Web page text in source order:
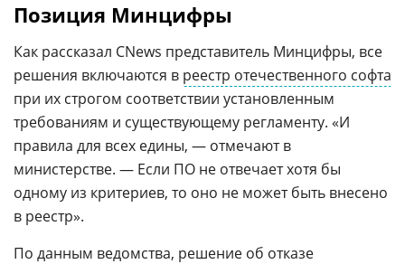
Позиция Минцифры
Как рассказал CNews представитель Минцифры, все
решения включаются в реестр отечественного софта
при их строгом соответствии установленным
требованиям и существующему регламенту. «И
правила для всех едины, — отмечают в
министерстве. — Если ПО не отвечает хотя бы
одному из критериев, то оно не может быть внесено
в реестр».
По данным ведомства, решение об отказе